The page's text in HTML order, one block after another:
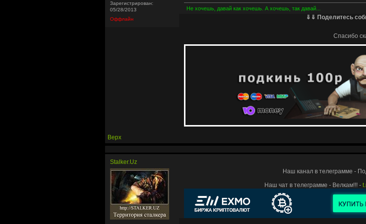
Зарегистрирован:
05/28/2013
Оффлайн
Не хочешь, давай как хочешь. А хочешь, так давай...
⇓⇓ Поделитесь
Спасибо
Верх
Stalker.Uz
Наш канал в телеграмме -
Наш чат в телеграмме - Велкам!!! -